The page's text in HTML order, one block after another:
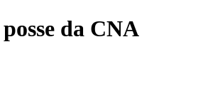
da CNA